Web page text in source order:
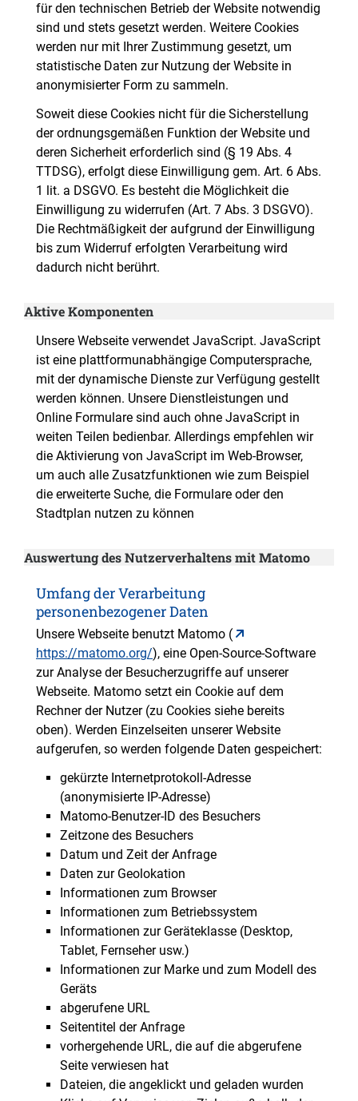
für den technischen Betrieb der Website notwendig
sind und stets gesetzt werden. Weitere Cookies
werden nur mit Ihrer Zustimmung gesetzt, um
statistische Daten zur Nutzung der Website in
anonymisierter Form zu sammeln.
Soweit diese Cookies nicht für die Sicherstellung
der ordnungsgemäßen Funktion der Website und
deren Sicherheit erforderlich sind (§ 19 Abs. 4
TTDSG), erfolgt diese Einwilligung gem. Art. 6 Abs.
1 lit. a DSGVO. Es besteht die Möglichkeit die
Einwilligung zu widerrufen (Art. 7 Abs. 3 DSGVO).
Die Rechtmäßigkeit der aufgrund der Einwilligung
bis zum Widerruf erfolgten Verarbeitung wird
dadurch nicht berührt.
Aktive Komponenten
Unsere Webseite verwendet JavaScript. JavaScript
ist eine plattformunabhängige Computersprache,
mit der dynamische Dienste zur Verfügung gestellt
werden können. Unsere Dienstleistungen und
Online Formulare sind auch ohne JavaScript in
weiten Teilen bedienbar. Allerdings empfehlen wir
die Aktivierung von JavaScript im Web-Browser,
um auch alle Zusatzfunktionen wie zum Beispiel
die erweiterte Suche, die Formulare oder den
Stadtplan nutzen zu können
Auswertung des Nutzerverhaltens mit Matomo
Umfang der Verarbeitung
personenbezogener Daten
Unsere Webseite benutzt Matomo (
https://matomo.org/), eine Open-Source-Software
zur Analyse der Besucherzugriffe auf unserer
Webseite. Matomo setzt ein Cookie auf dem
Rechner der Nutzer (zu Cookies siehe bereits
oben). Werden Einzelseiten unserer Website
aufgerufen, so werden folgende Daten gespeichert:
gekürzte Internetprotokoll-Adresse
(anonymisierte IP-Adresse)
Matomo-Benutzer-ID des Besuchers
Zeitzone des Besuchers
Datum und Zeit der Anfrage
Daten zur Geolokation
Informationen zum Browser
Informationen zum Betriebssystem
Informationen zur Geräteklasse (Desktop,
Tablet, Fernseher usw.)
Informationen zur Marke und zum Modell des
Geräts
abgerufene URL
Seitentitel der Anfrage
vorhergehende URL, die auf die abgerufene
Seite verwiesen hat
Dateien, die angeklickt und geladen wurden